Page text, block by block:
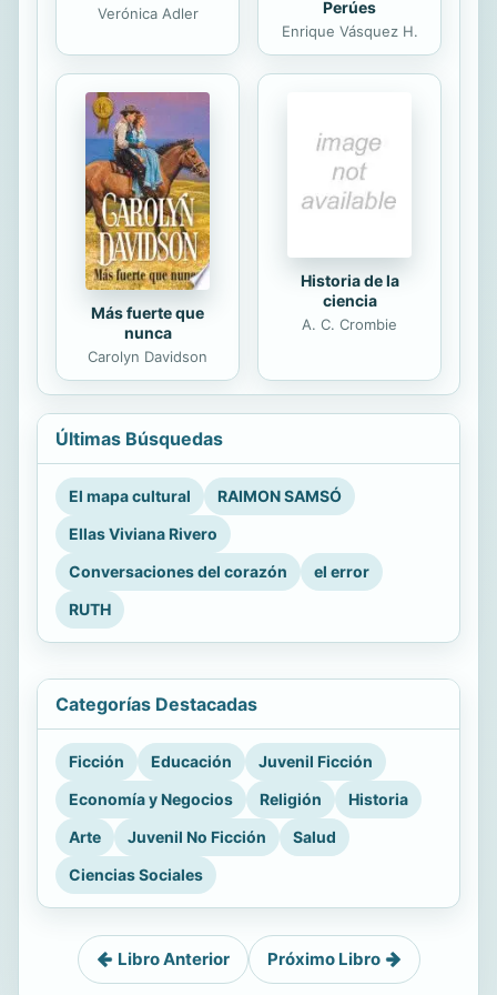
Verónica Adler
Perúes
Enrique Vásquez H.
Más fuerte que
nunca
Carolyn Davidson
Historia de la
ciencia
A. C. Crombie
Últimas Búsquedas
El mapa cultural
RAIMON SAMSÓ
Ellas Viviana Rivero
Conversaciones del corazón
el error
RUTH
Categorías Destacadas
Ficción Educación
Juvenil Ficción
Economía y Negocios
Religión
Historia
Arte
Juvenil No Ficción
Salud
Ciencias Sociales
Libro Anterior Próximo Libro